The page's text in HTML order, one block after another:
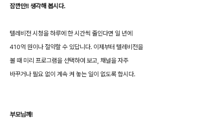
잠깐만!! 생각해 봅시다.
텔레비전 시청을 하루에 한 시간씩 줄인다면 일 년에
410억 원이나 절약할 수 있답니다. 이제부터 텔레비전을
볼 때 미리 프로그램을 선택하여 보고, 채널을 자주
바꾸거나 필요 없이 계속 켜 놓는 일이 없도록 합시다.
부모님께!